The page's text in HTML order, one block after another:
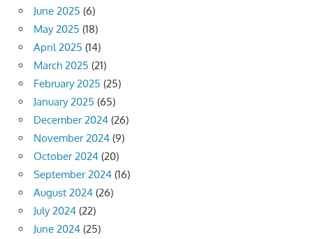
June 2025 (6)
May 2025 (18)
April 2025 (14)
March 2025 (21)
February 2025 (25)
January 2025 (65)
December 2024 (26)
November 2024 (9)
October 2024 (20)
September 2024 (16)
August 2024 (26)
July 2024 (22)
June 2024 (25)